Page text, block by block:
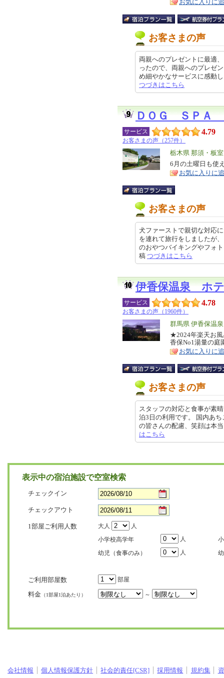
ア
徴 お気に入りに
お客さまの声
両親へのプレゼントに最適
ったので、両親へのプレゼ
め細やかなサービスに感動
つづきはこちら
ＤＯＧ ＳＰＡ
サービス 4.79
お客さまの声（257件）
エ
リ
ア
栃木県 那須・板
特
徴
6月の土曜日も使
お気に入りに
お客さまの声
犬ファーストで親切な対応
を連れて旅行をしましたが
のおやつバイキングやフォ
稿 つづきはこちら
伊香保温泉 ホ
サービス 4.78
お客さまの声（1960件）
エ
リ
ア
群馬県 伊香保温
特
徴
★2024年楽天お
香保No1湯量の庭
お気に入りに
お客さまの声
スタッフの対応と食事が素
泊3日の利用です。 国内あ
の皆さんの配慮、笑顔は本
はこちら
表示中の宿泊施設で空室検索
チェックイン
チェックアウト
1部屋ご利用人数 大人
人
小学校高学年
人
幼児（食事のみ）
人
ご利用部屋数 部屋
料金 （1部屋1泊あたり） ～
会社情報 個人情報保護方針 社会的責任[CSR] 採用情報 規約集